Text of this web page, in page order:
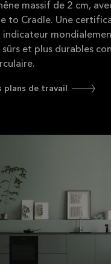
massif de 2 cm,
to Cradle. Une
indicateur
et plus durables
plans de travail